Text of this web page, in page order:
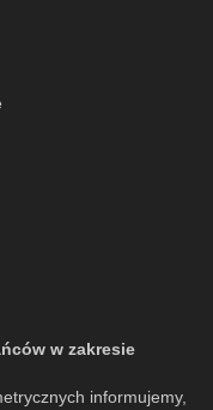
w zakresie
informujemy,